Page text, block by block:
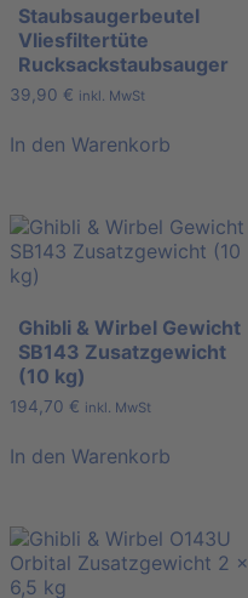
Staubsaugerbeutel
Vliesfiltertüte
Rucksackstaubsauger
39,90 € inkl. MwSt
In den Warenkorb
Ghibli & Wirbel Gewicht
SB143 Zusatzgewicht
(10 kg)
194,70 € inkl. MwSt
In den Warenkorb